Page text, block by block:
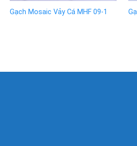
Gạch Mosaic Vảy Cá MHF 09-1